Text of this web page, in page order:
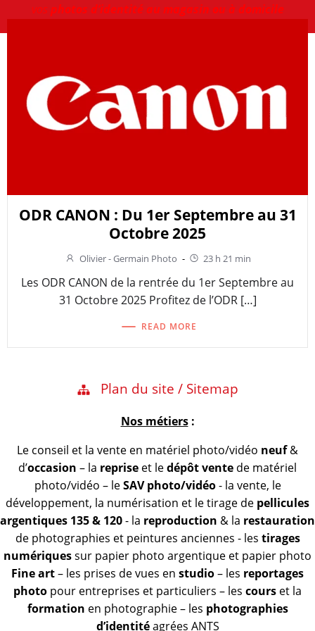
vos photos d’identité au magasin ou à domicile
ODR CANON : Du 1er Septembre au 31
Octobre 2025
Olivier - Germain Photo - 23 h 21 min
Les ODR CANON de la rentrée du 1er Septembre au
31 Octobre 2025 Profitez de l’ODR […]
READ MORE
Plan du site / Sitemap
Nos métiers:
Le conseil et la vente en matériel photo/vidéo neuf&
d’occasion – la reprise et ledépôt vente de matériel
photo/vidéo – leSAV photo/vidéo- la vente, le
développement, la numérisation et le tirage de pellicules
argentiques 135 & 120- la reproduction & la restauration
de photographies et peintures anciennes - les tirages
numériquessur papier photo argentique et papier photo
Fine art– les prises de vues en studio– les reportages
photo pour entreprises et particuliers – les cours et la
formation en photographie – les photographies
d’identitéagrées ANTS